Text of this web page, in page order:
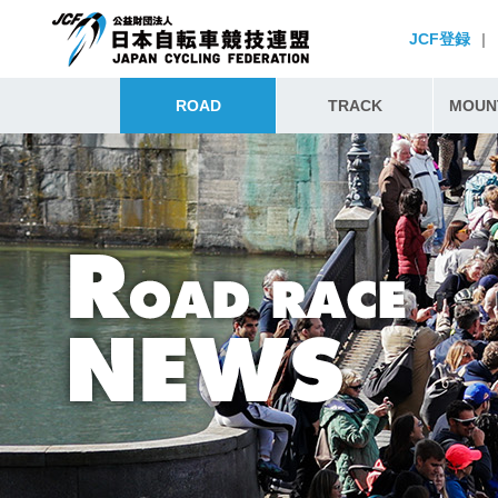
JCF登録 |
ROAD TRACK